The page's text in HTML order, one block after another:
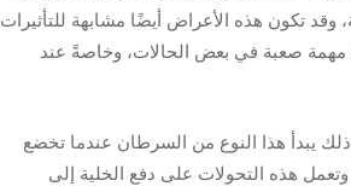
وقد تكون هذه الأعراض أيضًا مشابهة للتأثيرات
مهمة صعبة في بعض الحالات، وخاصةً عند
يبدأ هذا النوع من السرطان عندما تخضع
وتعمل هذه التحولات على دفع الخلية إلى